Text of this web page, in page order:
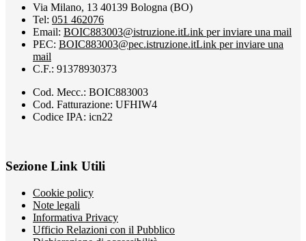
Via Milano, 13 40139 Bologna (BO)
Tel: 051 462076
Email: BOIC883003@istruzione.itLink per inviare una mail
PEC: BOIC883003@pec.istruzione.itLink per inviare una
mail
C.F.: 91378930373
Cod. Mecc.: BOIC883003
Cod. Fatturazione: UFHIW4
Codice IPA: icn22
Sezione Link Utili
Cookie policy
Note legali
Informativa Privacy
Ufficio Relazioni con il Pubblico